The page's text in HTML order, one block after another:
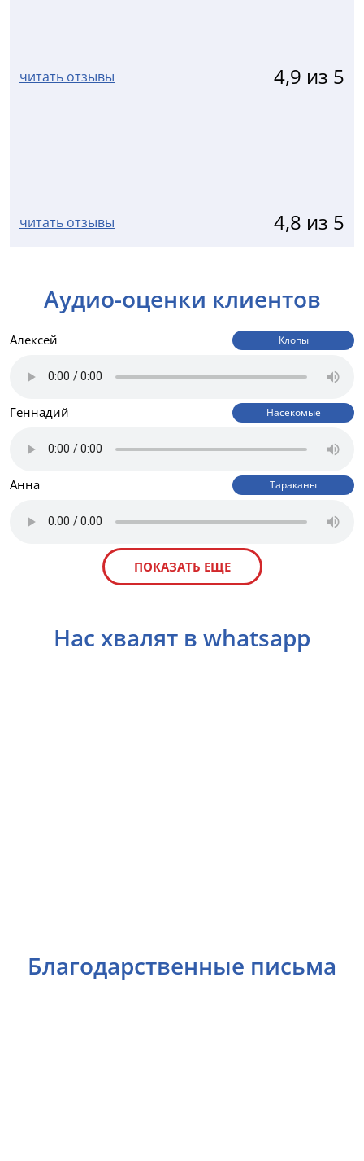
читать отзывы 4,9 из 5
читать отзывы 4,8 из 5
Аудио-оценки клиентов
Алексей Клопы
Геннадий Насекомые
Анна Тараканы
ПОКАЗАТЬ ЕЩЕ
Нас хвалят в whatsapp
Благодарственные письма